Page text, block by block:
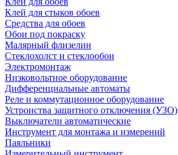
Клей для стыков обоев
Средства для обоев
Обои под покраску
Малярный флизелин
Стеклохолст и стеклообои
Электромонтаж
Низковольтное оборудование
Дифференциальные автоматы
Реле и коммутационное оборудование
Устроиства защитного отключения (УЗО)
Выключатели автоматические
Инструмент для монтажа и измерений
Паяльники